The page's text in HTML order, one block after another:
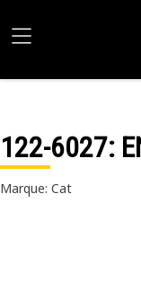
122-6027:
Marque: Cat